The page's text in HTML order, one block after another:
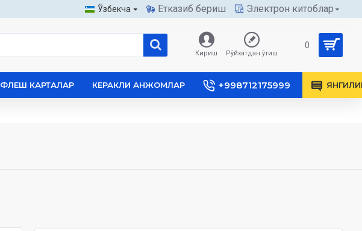
Ўзбекча Етказиб бериш Электрон китоблар
Кириш Рўйхатдан ўтиш
0
ФЛЕШ КАРТАЛАР КЕРАКЛИ АНЖОМЛАР +998712175999